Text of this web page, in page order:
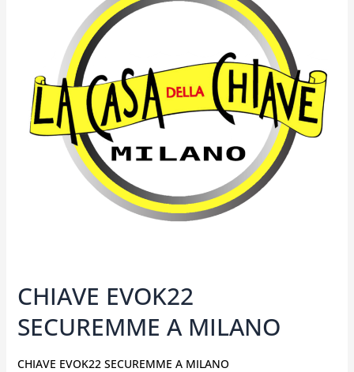
CHIAVE EVOK22
SECUREMME A MILANO
CHIAVE EVOK22 SECUREMME A MILANO